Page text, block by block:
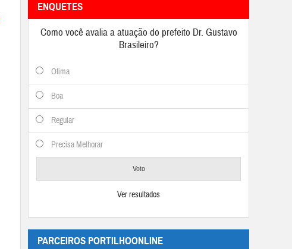
ENQUETES
Como você avalia a atuação do prefeito Dr. Gustavo
Brasileiro?
Otima
Boa
Regular
Precisa Melhorar
Ver resultados
PARCEIROS PORTILHOONLINE